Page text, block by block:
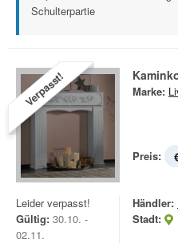
Schulterpartie
Verpasst! Marke:
Preis:
Leider verpasst!
Gültig: 30.10. -
02.11.
Händler:
Stadt: